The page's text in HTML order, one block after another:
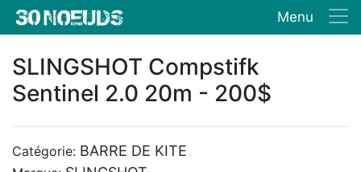
Menu
SLINGSHOT Compstifk
Sentinel 2.0 20m - 200$
Catégorie: BARRE DE KITE